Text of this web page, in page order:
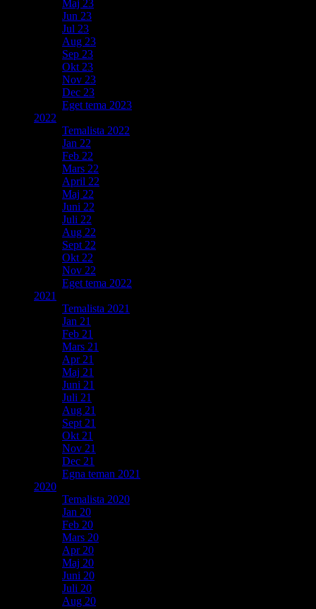
Maj 23
Jun 23
Jul 23
Aug 23
Sep 23
Okt 23
Nov 23
Dec 23
Eget tema 2023
2022
Temalista 2022
Jan 22
Feb 22
Mars 22
April 22
Maj 22
Juni 22
Juli 22
Aug 22
Sept 22
Okt 22
Nov 22
Eget tema 2022
2021
Temalista 2021
Jan 21
Feb 21
Mars 21
Apr 21
Maj 21
Juni 21
Juli 21
Aug 21
Sept 21
Okt 21
Nov 21
Dec 21
Egna teman 2021
2020
Temalista 2020
Jan 20
Feb 20
Mars 20
Apr 20
Maj 20
Juni 20
Juli 20
Aug 20